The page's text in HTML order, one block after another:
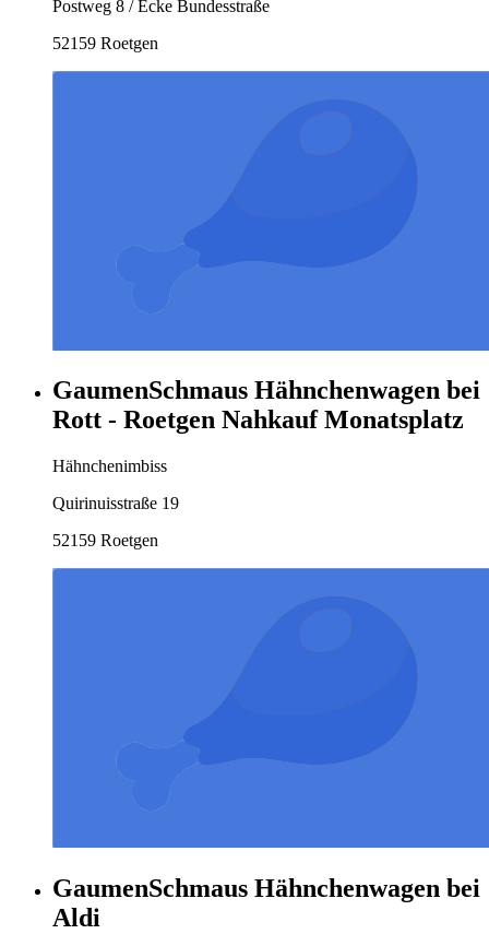
Postweg 8 / Ecke Bundesstraße
52159 Roetgen
GaumenSchmaus Hähnchenwagen bei
Rott - Roetgen Nahkauf Monatsplatz
Hähnchenimbiss
Quirinuisstraße 19
52159 Roetgen
GaumenSchmaus Hähnchenwagen bei
Aldi